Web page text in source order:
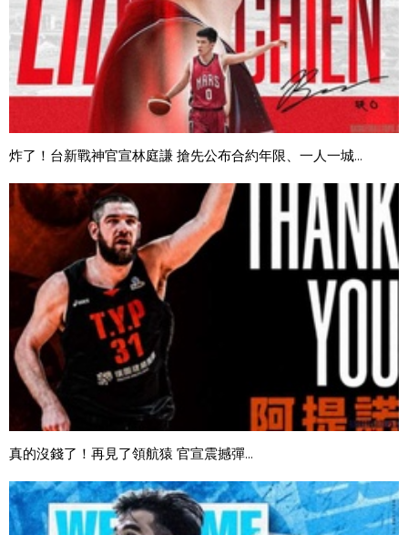
炸了！台新戰神官宣林庭謙 搶先公布合約年限、一人一城...
真的沒錢了！再見了領航猿 官宣震撼彈...